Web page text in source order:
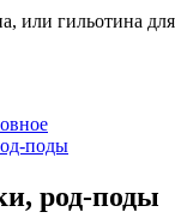
или гильотина
поды
род-поды